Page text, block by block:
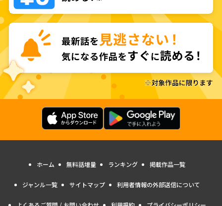
ホーム 無料話増量 ランキング 掲載作品一覧
ジャンル一覧 サイトマップ 利用者情報の外部送信について